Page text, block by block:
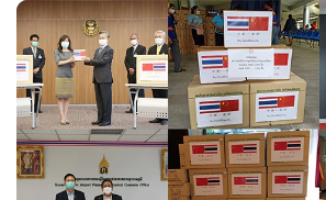
ทะลุหนึ่งพันคน และมี 11 จังหวัด ที่ยังไม่มีผู้
นายกฯได้ให้กองระบาดวิทยา สธ. วิเคราะ
ประชาชนรับทราบ เพื่อนำมาเรียนรู้ในช่วง
เม.ย. ในส่วนผู้เสียชีวิต 20 ราย หรือคิดเป็น
อายุเฉลี่ยอยู่ที่ 58.5 ปี เป็นชาย 18 ราย หญิ
ที่พบร่วม เบาหวาน 50% ความดันโลหิตสูง